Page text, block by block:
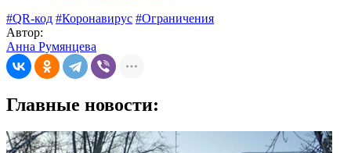
#QR-код #Коронавирус #Ограничения
Автор:
Анна Румянцева
Главные новости: